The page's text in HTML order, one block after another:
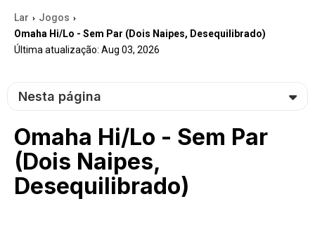
Lar › Jogos ›
Omaha Hi/Lo - Sem Par (Dois Naipes, Desequilibrado)
Última atualização: Aug 03, 2026
Nesta página
Omaha Hi/Lo - Sem Par
(Dois Naipes,
Desequilibrado)